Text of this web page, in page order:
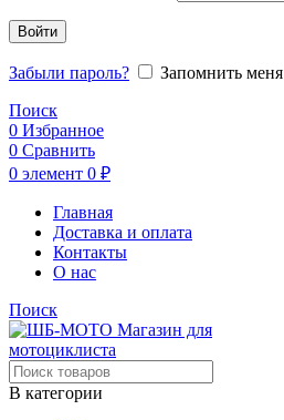
Войти
Забыли пароль?
Запомнить меня
Поиск
0 Избранное
0 Сравнить
0 элемент 0 ₽
Главная
Доставка и оплата
Контакты
О нас
Поиск
В категории